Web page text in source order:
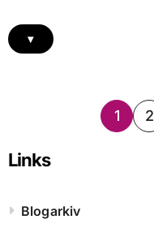
▾
Posts
1 2
Links
Blogarkiv